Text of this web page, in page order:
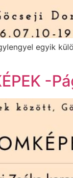
egyik
-